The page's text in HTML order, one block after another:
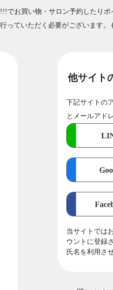
でお買い物・サロン予約したりポ
っていただく必要がございます。
他サイト
下記サイトの
とメールアド
当サイトでは
ウントに登録
氏名を利用さ